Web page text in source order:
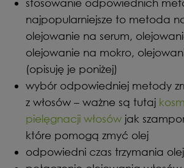
najpopularniejsze to metoda
olejowanie na serum,
olejowanie na mokro,
(opisuję je poniżej)
wybór odpowiedniej metody
z włosów – ważne są tutaj
pielęgnacji włosów jak
które pomogą zmyć olej
odpowiedni czas trzymania